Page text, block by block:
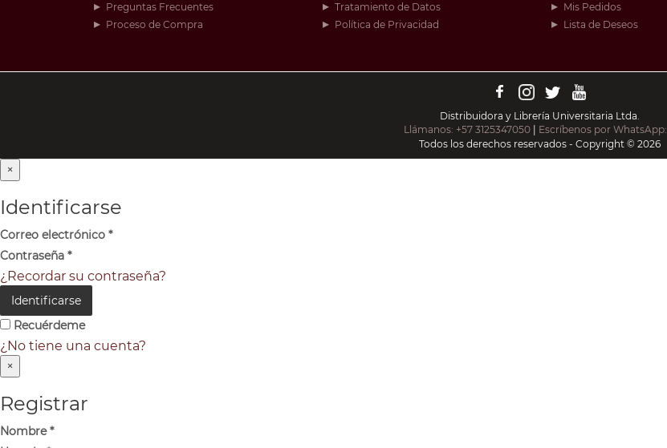
Preguntas Frecuentes
Proceso de Compra
Tratamiento de Datos
Política de Privacidad
Mis Pedidos
Lista de Deseos
Distribuidora y Librería Universitaria Ltda.
Llámanos: +57 3125347050
Escríbenos por WhatsApp:
Todos los derechos reservados - Copyright © 2026
×
Identificarse
Correo electrónico *
Contraseña *
¿Recordar su contraseña?
Identificarse
Recuérdeme
¿No tiene una cuenta?
×
Registrar
Nombre*